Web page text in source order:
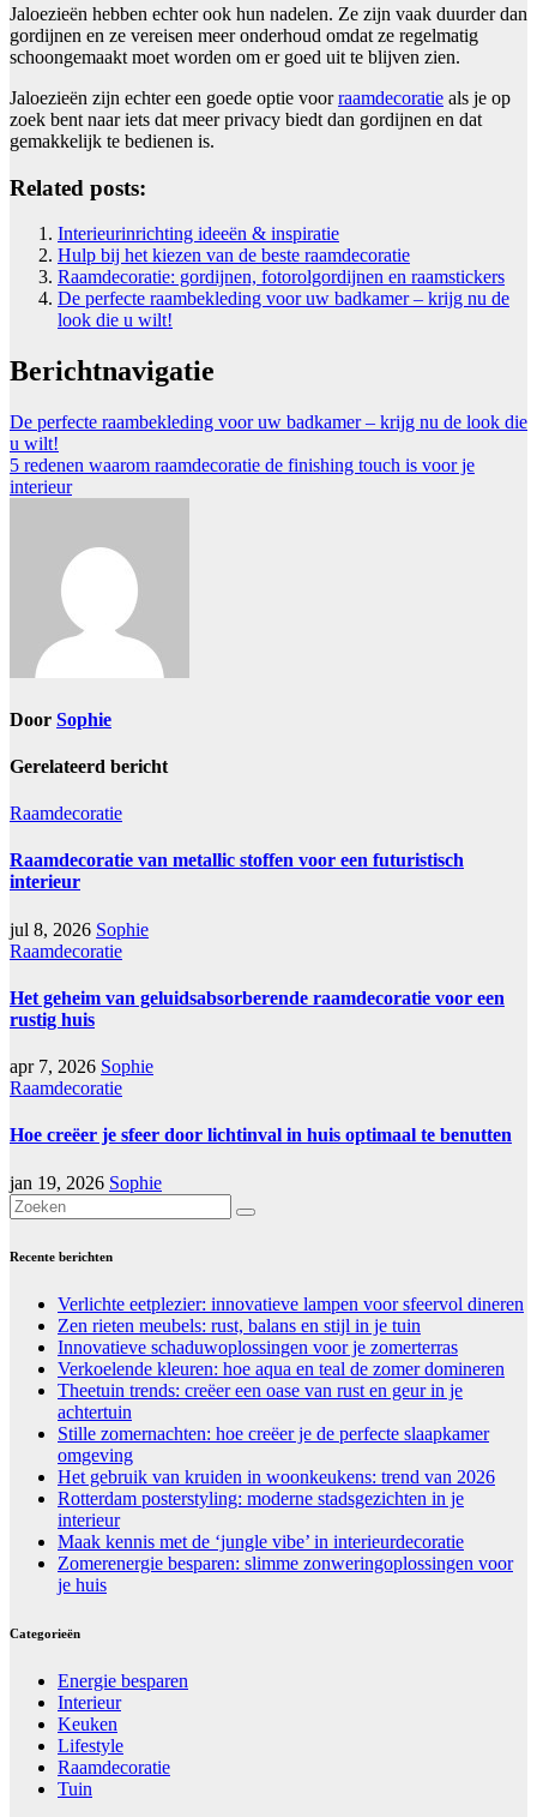
Jaloezieën hebben echter ook hun nadelen. Ze zijn vaak duurder dan
gordijnen en ze vereisen meer onderhoud omdat ze regelmatig
schoongemaakt moet worden om er goed uit te blijven zien.
Jaloezieën zijn echter een goede optie voorraamdecoratie als je op
zoek bent naar iets dat meer privacy biedt dan gordijnen en dat
gemakkelijk te bedienen is.
Related posts:
Interieurinrichting ideeën & inspiratie
Hulp bij het kiezen van de beste raamdecoratie
Raamdecoratie: gordijnen, fotorolgordijnen en raamstickers
De perfecte raambekleding voor uw badkamer – krijg nu de
look die u wilt!
Berichtnavigatie
De perfecte raambekleding voor uw badkamer – krijg nu de look die
u wilt!
5 redenen waarom raamdecoratie de finishing touch is voor je
interieur
Door Sophie
Gerelateerd bericht
Raamdecoratie
Raamdecoratie van metallic stoffen voor een futuristisch
interieur
jul 8, 2026 Sophie
Raamdecoratie
Het geheim van geluidsabsorberende raamdecoratie voor een
rustig huis
apr 7, 2026 Sophie
Raamdecoratie
Hoe creëer je sfeer door lichtinval in huis optimaal te benutten
jan 19, 2026 Sophie
Recente berichten
Verlichte eetplezier: innovatieve lampen voor sfeervol dineren
Zen rieten meubels: rust, balans en stijl in je tuin
Innovatieve schaduwoplossingen voor je zomerterras
Verkoelende kleuren: hoe aqua en teal de zomer domineren
Theetuin trends: creëer een oase van rust en geur in je
achtertuin
Stille zomernachten: hoe creëer je de perfecte slaapkamer
omgeving
Het gebruik van kruiden in woonkeukens: trend van 2026
Rotterdam posterstyling: moderne stadsgezichten in je
interieur
Maak kennis met de ‘jungle vibe’ in interieurdecoratie
Zomerenergie besparen: slimme zonweringoplossingen voor
je huis
Categorieën
Energie besparen
Interieur
Keuken
Lifestyle
Raamdecoratie
Tuin